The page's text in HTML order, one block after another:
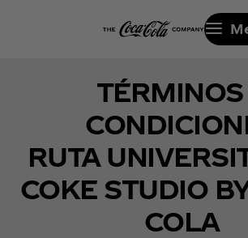
TÉRMINOS
RUTA
COKE STUDIO
COLA